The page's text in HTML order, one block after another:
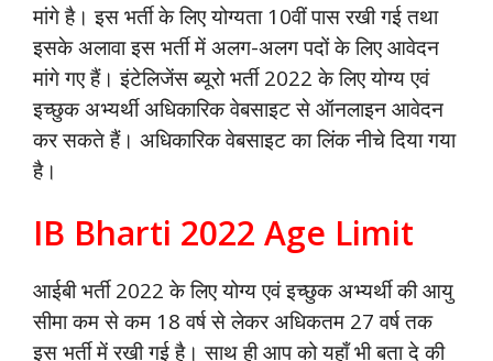
मांगे है। इस भर्ती के लिए योग्यता 10वीं पास रखी गई तथा
इसके अलावा इस भर्ती में अलग-अलग पदों के लिए आवेदन
मांगे गए हैं। इंटेलिजेंस ब्यूरो भर्ती 2022 के लिए योग्य एवं
इच्छुक अभ्यर्थी अधिकारिकवेबसाइटसे ऑनलाइन आवेदन
कर सकते हैं। अधिकारिक वेबसाइट का लिंक नीचे दिया गया
है।
IB Bharti 2022 Age Limit
आईबी भर्ती 2022 के लिए योग्य एवं इच्छुक अभ्यर्थी की आयु
सीमा कम से कम 18 वर्ष से लेकर अधिकतम 27 वर्ष तक
इस भर्ती में रखी गई है। साथ ही आप को यहाँ भी बता दे की